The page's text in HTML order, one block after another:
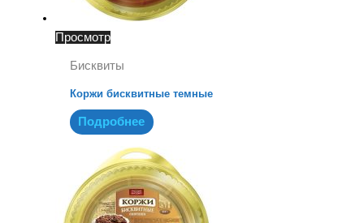
Просмотр
Бисквиты
Коржи бисквитные темные
Подробнее